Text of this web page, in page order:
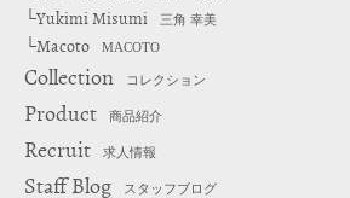
└Yukimi Misumi 三角 幸美
└Macoto MACOTO
Collection コレクション
Product 商品紹介
Recruit 求人情報
Staff Blog スタッフブログ